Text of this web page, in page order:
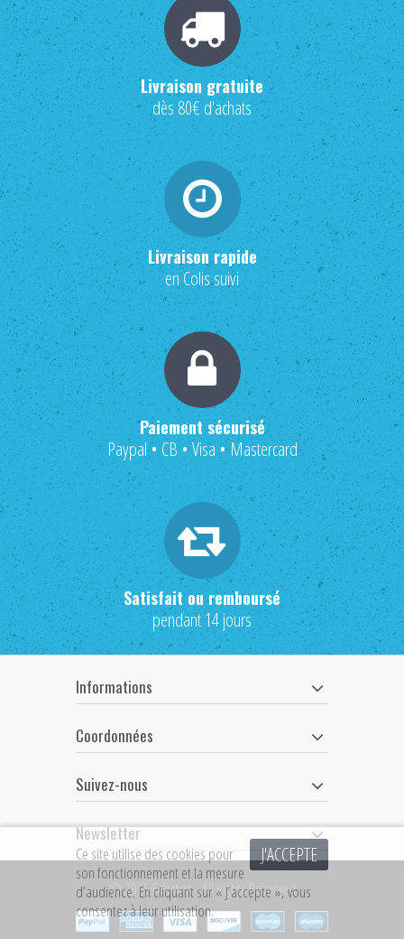
Livraison gratuite
dès 80€ d'achats
Livraison rapide
en Colis suivi
Paiement sécurisé
Paypal • CB • Visa • Mastercard
Satisfait ou remboursé
pendant 14 jours
Informations
Coordonnées
Suivez-nous
Newsletter
© 2015 Ederton - All Rights Reserved
J'ACCEPTE
Ce site utilise des cookies pour
son fonctionnement et la mesure
d’audience. En cliquant sur « J’accepte », vous
consentez à leur utilisation.